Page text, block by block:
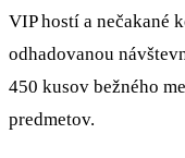
VIP hostí a nečakané
odhadovanou
450 kusov bežného
predmetov.